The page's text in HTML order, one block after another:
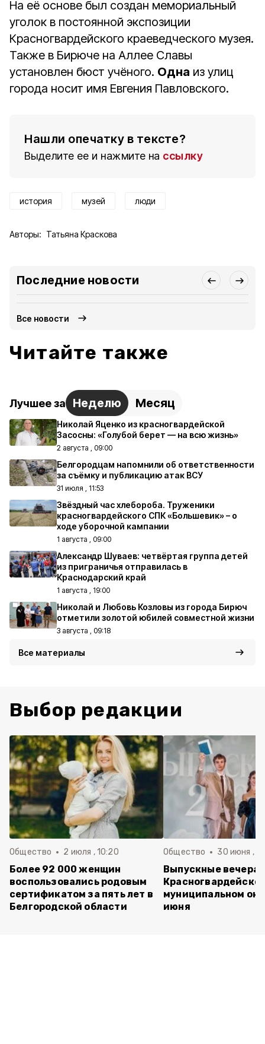
На её основе был создан мемориальный
уголок в постоянной экспозиции
Красногвардейского краеведческого музея.
Также в Бирюче на Аллее Славы
установлен бюст учёного. Одна из улиц
города носит имя Евгения Павловского.
Нашли опечатку в тексте?
Выделите ее и нажмите на ссылку
история музей люди
Авторы: Татьяна Краскова
Последние новости
Все новости
Читайте также
Лучшее за Неделю Месяц
Николай Яценко из красногвардейской
Засосны: «Голубой берет — на всю жизнь»
2 августа , 09:00
Белгородцам напомнили об ответственности
за съёмку и публикацию атак ВСУ
31 июля , 11:53
Звёздный час хлебороба. Труженики
красногвардейского СПК «Большевик» – о
ходе уборочной кампании
1 августа , 09:00
Александр Шуваев: четвёртая группа детей
из приграничья отправилась в
Краснодарский край
1 августа , 19:00
Николай и Любовь Козловы из города Бирюч
отметили золотой юбилей совместной жизни
3 августа , 09:18
Все материалы
Выбор редакции
Общество 2 июля , 10:20
Более 92 000 женщин
воспользовались родовым
сертификатом за пять лет в
Белгородской области
Общество 30 июня ,
Выпускные вечера
муниципальном
июня